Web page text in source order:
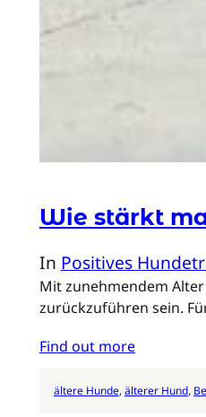
Wie stärkt
In Positives
Mit zunehmendem
zurückzuführen sein.
Find out more
ältere Hunde, älterer Hund,